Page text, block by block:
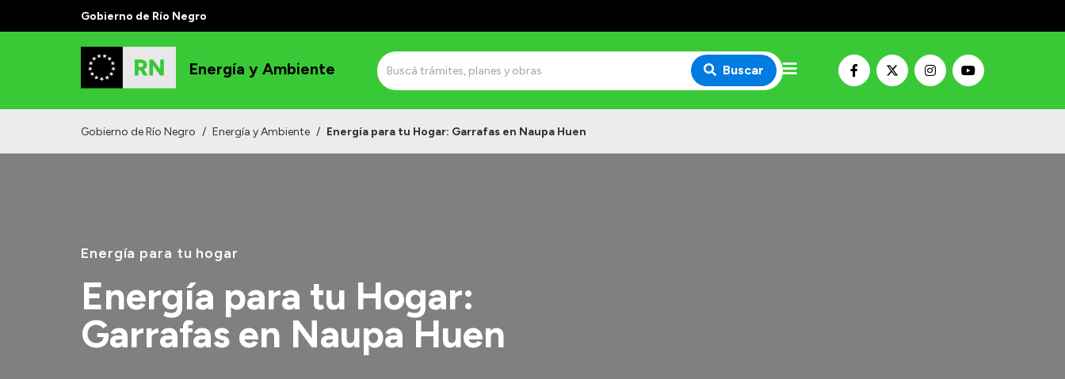
Gobierno de Río Negro
Energía y Ambiente Buscar
Gobierno de Río Negro / Energía y Ambiente / Energía para tu Hogar: Garrafas en Naupa Huen
Energía para tu hogar
Energía para tu Hogar:
Garrafas en Naupa Huen